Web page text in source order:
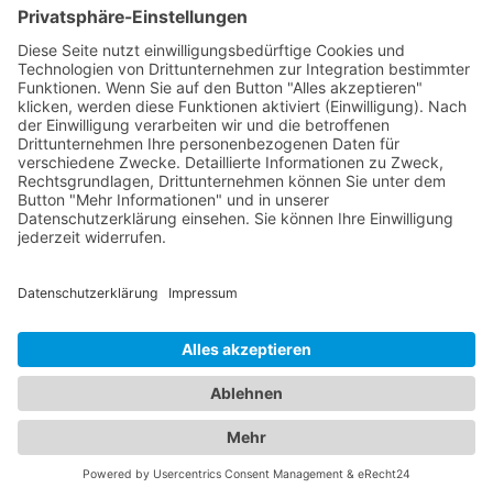
behandeln akute und chronische Erkrankungen
Ihrer Kleinen. Unser Portal ermöglicht es Ihnen, die
besten Augenärzte und den bestenKinderarzt
Boxberg (Baden)zu finden und Ihre Familie in
kompetente Hände zu legen. Vertrauen Sie auf
unsere sorgfältig ausgewählten Fachexperten, um
die optimale Gesundheit Ihrer Augen und die Ihrer
Liebsten zu gewährleisten.
Jetzt Augenarzt finden!